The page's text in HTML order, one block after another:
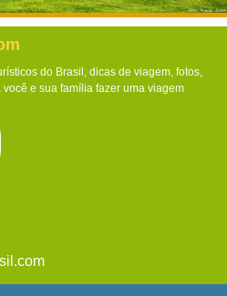
do Brasil, dicas de viagem, fotos,
e sua família fazer uma viagem